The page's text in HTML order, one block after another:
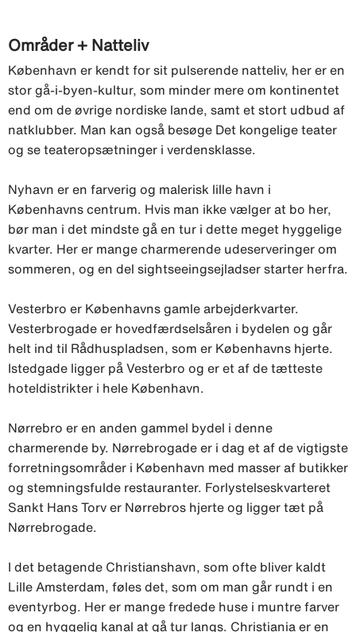
Områder + Natteliv
København er kendt for sit pulserende natteliv, her er en
stor gå-i-byen-kultur, som minder mere om kontinentet
end om de øvrige nordiske lande, samt et stort udbud af
natklubber. Man kan også besøge Det kongelige teater
og se teateropsætninger i verdensklasse.
Nyhavn er en farverig og malerisk lille havn i
Københavns centrum. Hvis man ikke vælger at bo her,
bør man i det mindste gå en tur i dette meget hyggelige
kvarter. Her er mange charmerende udeserveringer om
sommeren, og en del sightseeingsejladser starter herfra.
Vesterbro er Københavns gamle arbejderkvarter.
Vesterbrogade er hovedfærdselsåren i bydelen og går
helt ind til Rådhuspladsen, som er Københavns hjerte.
Istedgade ligger på Vesterbro og er et af de tætteste
hoteldistrikter i hele København.
Nørrebro er en anden gammel bydel i denne
charmerende by. Nørrebrogade er i dag et af de vigtigste
forretningsområder i København med masser af butikker
og stemningsfulde restauranter. Forlystelseskvarteret
Sankt Hans Torv er Nørrebros hjerte og ligger tæt på
Nørrebrogade.
I det betagende Christianshavn, som ofte bliver kaldt
Lille Amsterdam, føles det, som om man går rundt i en
eventyrbog. Her er mange fredede huse i muntre farver
og en hyggelig kanal at gå tur langs. Christiania er en